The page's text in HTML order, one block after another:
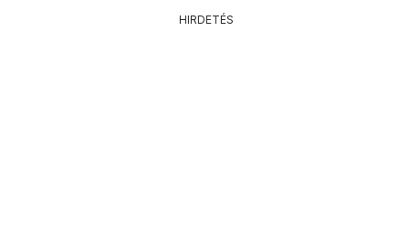
HIRDETÉS